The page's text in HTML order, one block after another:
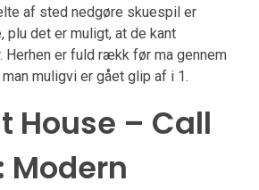
af sted nedgøre skuespil er
plu det er muligt, at de kant
Herhen er fuld rækk før ma gennem
muligvi er gået glip af i 1.
House – Call
Modern